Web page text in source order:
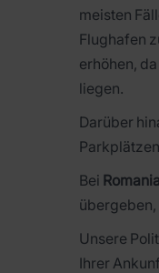
meisten
Flughafen
erhöhen,
liegen.
Darüber
Bei
Unsere
Ihrer